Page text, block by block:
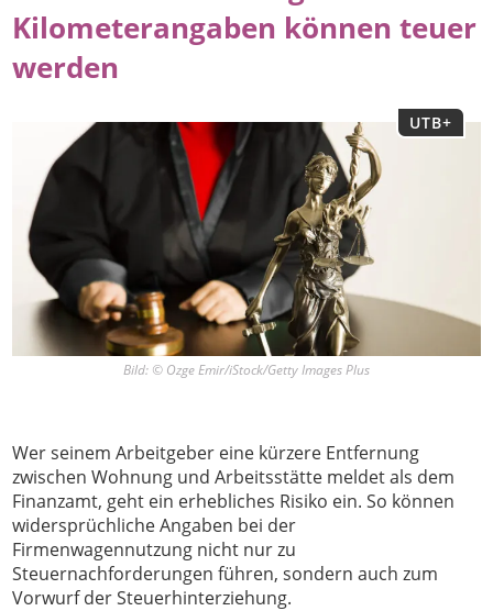
Kilometerangaben können teuer
werden
UTB+
Bild: © Ozge Emir/iStock/Getty Images Plus
Wer seinem Arbeitgeber eine kürzere Entfernung
zwischen Wohnung und Arbeitsstätte meldet als dem
Finanzamt, geht ein erhebliches Risiko ein. So können
widersprüchliche Angaben bei der
Firmenwagennutzung nicht nur zu
Steuernachforderungen führen, sondern auch zum
Vorwurf der Steuerhinterziehung.